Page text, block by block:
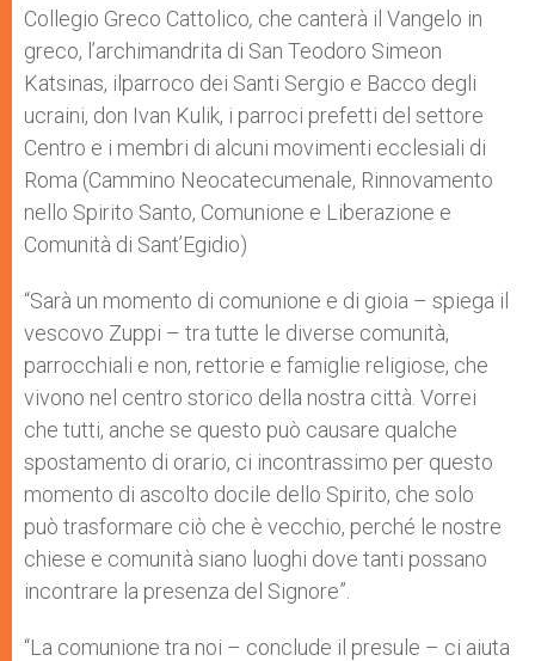
Collegio Greco Cattolico, che canterà il Vangelo in
greco, l’archimandrita di San Teodoro Simeon
Katsinas, ilparroco dei Santi Sergio e Bacco degli
ucraini, don Ivan Kulik, i parroci prefetti del settore
Centro e i membri di alcuni movimenti ecclesiali di
Roma (Cammino Neocatecumenale, Rinnovamento
nello Spirito Santo, Comunione e Liberazione e
Comunità di Sant’Egidio)
“Sarà un momento di comunione e di gioia – spiega il
vescovo Zuppi – tra tutte le diverse comunità,
parrocchiali e non, rettorie e famiglie religiose, che
vivono nel centro storico della nostra città. Vorrei
che tutti, anche se questo può causare qualche
spostamento di orario, ci incontrassimo per questo
momento di ascolto docile dello Spirito, che solo
può trasformare ciò che è vecchio, perché le nostre
chiese e comunità siano luoghi dove tanti possano
incontrare la presenza del Signore”.
“La comunione tra noi – conclude il presule – ci aiuta